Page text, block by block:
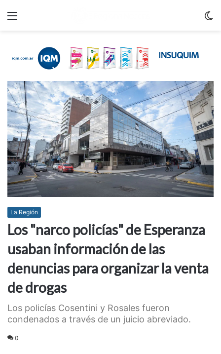
La Región
Los "narco policías" de Esperanza
usaban información de las
denuncias para organizar la venta
de drogas
Los policías Cosentini y Rosales fueron
condenados a través de un juicio abreviado.
0